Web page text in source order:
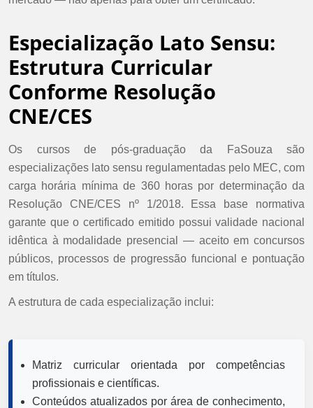
Especialização Lato Sensu:
Estrutura Curricular
Conforme Resolução
CNE/CES
Os cursos de pós-graduação da FaSouza são
especializações lato sensu regulamentadas pelo MEC, com
carga horária mínima de 360 horas por determinação da
Resolução CNE/CES nº 1/2018. Essa base normativa
garante que o certificado emitido possui validade nacional
idêntica à modalidade presencial — aceito em concursos
públicos, processos de progressão funcional e pontuação
em títulos.
A estrutura de cada especialização inclui:
Matriz curricular orientada por competências
profissionais e científicas.
Conteúdos atualizados por área de conhecimento,